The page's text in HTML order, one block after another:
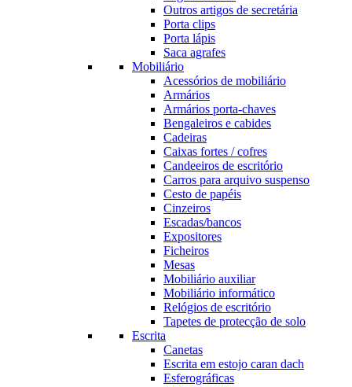
Outros artigos de secretária
Porta clips
Porta lápis
Saca agrafes
Mobiliário
Acessórios de mobiliário
Armários
Armários porta-chaves
Bengaleiros e cabides
Cadeiras
Caixas fortes / cofres
Candeeiros de escritório
Carros para arquivo suspenso
Cesto de papéis
Cinzeiros
Escadas/bancos
Expositores
Ficheiros
Mesas
Mobiliário auxiliar
Mobiliário informático
Relógios de escritório
Tapetes de protecção de solo
Escrita
Canetas
Escrita em estojo caran dach
Esferográficas